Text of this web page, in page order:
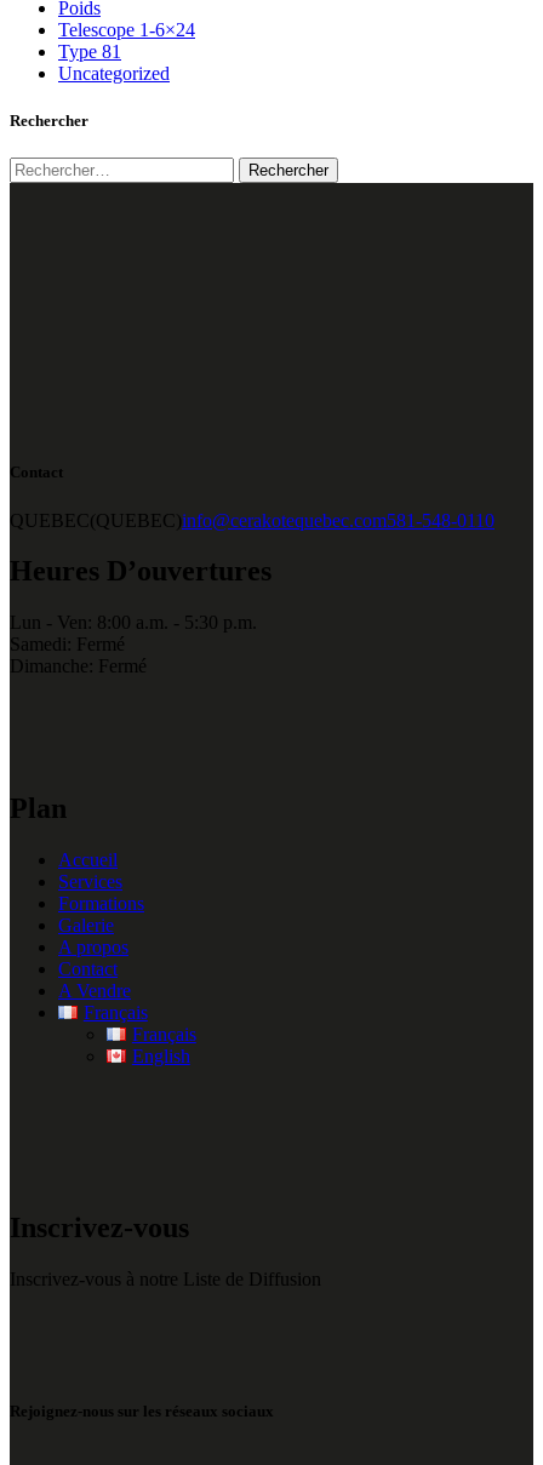
Poids
Telescope 1-6×24
Type 81
Uncategorized
Rechercher
Rechercher :
Contact
QUEBEC(QUEBEC)info@cerakotequebec.com581-548-0110
Heures D’ouvertures
Lun - Ven: 8:00 a.m. - 5:30 p.m.
Samedi: Fermé
Dimanche: Fermé
Plan
Accueil
Services
Formations
Galerie
A propos
Contact
A Vendre
Français
Français
English
Inscrivez-vous
Inscrivez-vous à notre Liste de Diffusion
Rejoignez-nous sur les réseaux sociaux